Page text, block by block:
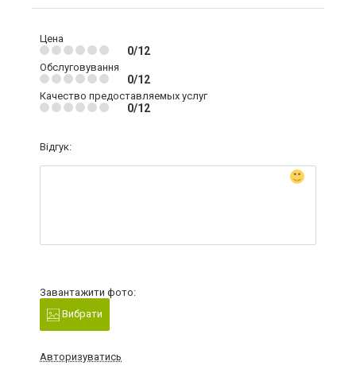
Цена
0/12
Обслуговування
0/12
Качество предоставляемых услуг
0/12
Відгук:
Завантажити фото:
Вибрати
Авторизуватись